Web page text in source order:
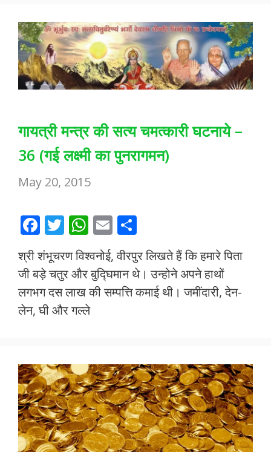
k p
गायत्री मन्त्र की सत्य चमत्कारी घटनाये –
36 (गई लक्ष्मी का पुनरागमन)
May 20, 2015
F
ac
e
b
o
o
T
w
itt
er
W
at
s
A
p
E
m
ai
l
h
ar
e
श्री शंभूचरण विश्वनोई, वीरपुर लिखते हैं कि हमारे पिता
जी बड़े चतुर और बुद्घिमान थे। उन्होने अपने हाथों
लगभग दस लाख की सम्पत्ति कमाई थी। जमींदारी, देन-
लेन, घी और गल्ले